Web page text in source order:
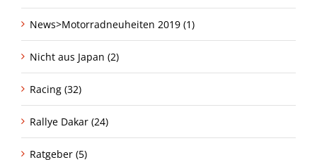
News>Motorradneuheiten 2019 (1)
Nicht aus Japan (2)
Racing (32)
Rallye Dakar (24)
Ratgeber (5)